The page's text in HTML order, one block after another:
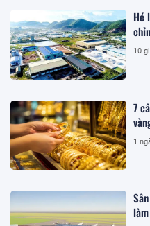
Hé
10
7
1